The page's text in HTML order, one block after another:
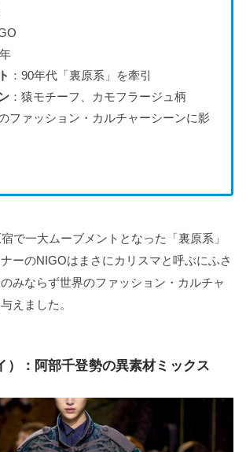
：90年代「裏原系」を牽引
：猿モチーフ、カモフラージュ柄
ファッション・カルチャーシーンに影
で一大ムーブメントとなった「裏原系」
ーのNIGOはまさにカリスマと呼ぶにふさ
みならず世界のファッション・カルチャ
えました。
）：阿部千登勢の異素材ミックス